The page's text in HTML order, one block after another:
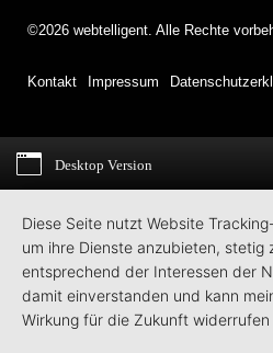
©2026 webtelligent. Alle Rechte
Kontakt Impressum
Desktop Version
Diese Seite nutzt Website
um ihre Dienste anzubieten, stetig
entsprechend der Interessen der
damit einverstanden und kann
Wirkung für die Zukunft